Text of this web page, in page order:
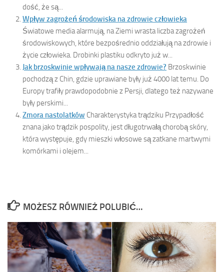
dość, że są...
Wpływ zagrożeń środowiska na zdrowie człowieka
Światowe media alarmują, na Ziemi wrasta liczba zagrożeń
środowiskowych, które bezpośrednio oddziałują na zdrowie i
życie człowieka. Drobinki plastiku odkryto już w...
Jak brzoskwinie wpływają na nasze zdrowie? Brzoskwinie
pochodzą z Chin, gdzie uprawiane były już 4000 lat temu. Do
Europy trafiły prawdopodobnie z Persji, dlatego też nazywane
były perskimi...
Zmora nastolatków Charakterystyka trądziku Przypadłość
znana jako trądzik pospolity, jest długotrwałą chorobą skóry,
która występuje, gdy mieszki włosowe są zatkane martwymi
komórkami i olejem...
MOŻESZ RÓWNIEŻ POLUBIĆ…